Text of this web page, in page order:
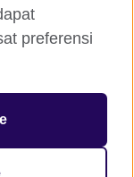
for cultural
preferensi